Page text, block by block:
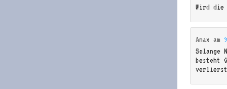
Wird die
Anax am
Solange
besteht
verlierst